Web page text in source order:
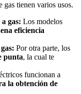
gas tienen varios usos.
gas: Los modelos
eficiencia
Por otra parte, los
punta, la cual te
funcionan a
la obtención de